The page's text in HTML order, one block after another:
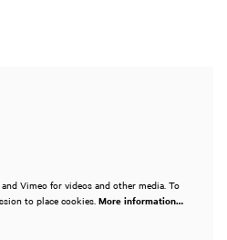
Vimeo for videos and other media. To
to place cookies. More information…